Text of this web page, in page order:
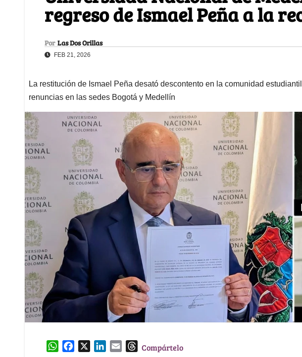
regreso de Ismael Peña a la
Por Las Dos Orillas
FEB 21, 2026
La restitución de Ismael Peña desató descontento en la comunidad
renuncias en las sedes Bogotá y Medellín
W
TCompártelo